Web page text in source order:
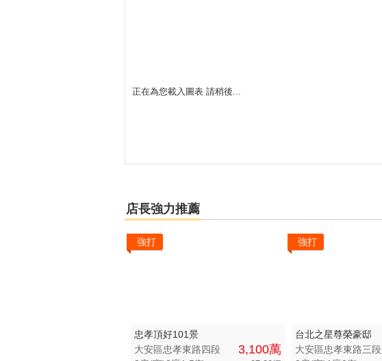
正在為您載入圖表 請稍後...
店長強力推薦
忠孝頂好101景
大安區忠孝東路四段
3,100萬
強打
台北之星尊榮豪邸
大安區忠孝東路三段
強打